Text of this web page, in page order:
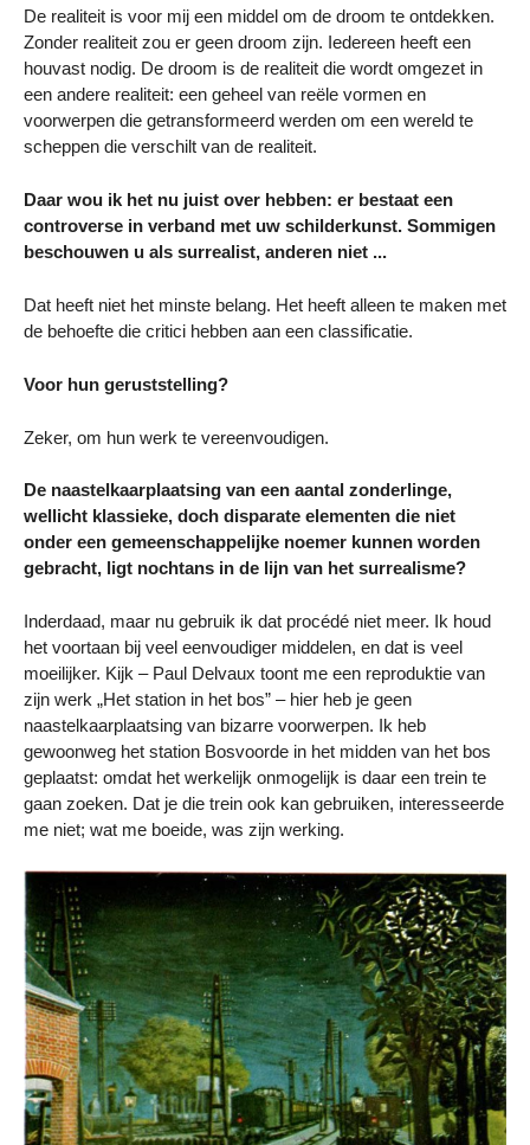
De realiteit is voor mij een middel om de droom te ontdekken.
Zonder realiteit zou er geen droom zijn. Iedereen heeft een
houvast nodig. De droom is de realiteit die wordt omgezet in
een andere realiteit: een geheel van reële vormen en
voorwerpen die getransformeerd werden om een wereld te
scheppen die verschilt van de realiteit.
Daar wou ik het nu juist over hebben: er bestaat een
controverse in verband met uw schilderkunst. Sommigen
beschouwen u als surrealist, anderen niet ...
Dat heeft niet het minste belang. Het heeft alleen te maken met
de behoefte die critici hebben aan een classificatie.
Voor hun geruststelling?
Zeker, om hun werk te vereenvoudigen.
De naastelkaarplaatsing van een aantal zonderlinge,
wellicht klassieke, doch disparate elementen die niet
onder een gemeenschappelijke noemer kunnen worden
gebracht, ligt nochtans in de lijn van het surrealisme?
Inderdaad, maar nu gebruik ik dat procédé niet meer. Ik houd
het voortaan bij veel eenvoudiger middelen, en dat is veel
moeilijker. Kijk – Paul Delvaux toont me een reproduktie van
zijn werk „Het station in het bos” – hier heb je geen
naastelkaarplaatsing van bizarre voorwerpen. Ik heb
gewoonweg het station Bosvoorde in het midden van het bos
geplaatst: omdat het werkelijk onmogelijk is daar een trein te
gaan zoeken. Dat je die trein ook kan gebruiken, interesseerde
me niet; wat me boeide, was zijn werking.